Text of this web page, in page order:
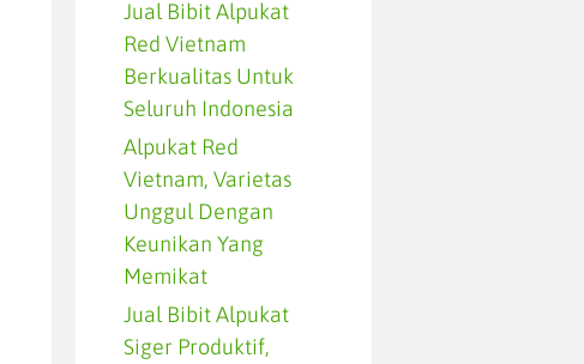
Jual Bibit Alpukat
Red Vietnam
Berkualitas Untuk
Seluruh Indonesia
Alpukat Red
Vietnam, Varietas
Unggul Dengan
Keunikan Yang
Memikat
Jual Bibit Alpukat
Siger Produktif,